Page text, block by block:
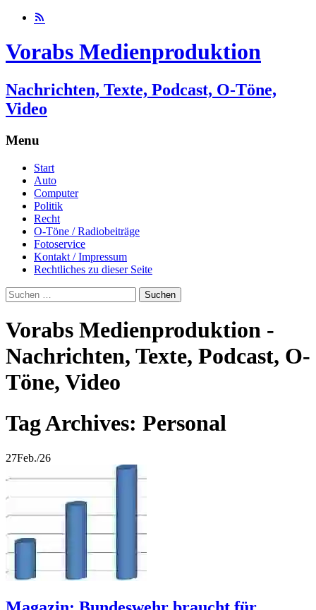
Vorabs Medienproduktion
Nachrichten, Texte, Podcast, O-Töne,
Video
Menu
Skip
content
Start
Auto
Computer
Politik
Recht
O-Töne / Radiobeiträge
Fotoservice
Kontakt / Impressum
Rechtliches zu dieser Seite
Suchen
nach:
Vorabs Medienproduktion -
Nachrichten, Texte, Podcast, O-
Töne, Video
Tag Archives: Personal
27Feb./26